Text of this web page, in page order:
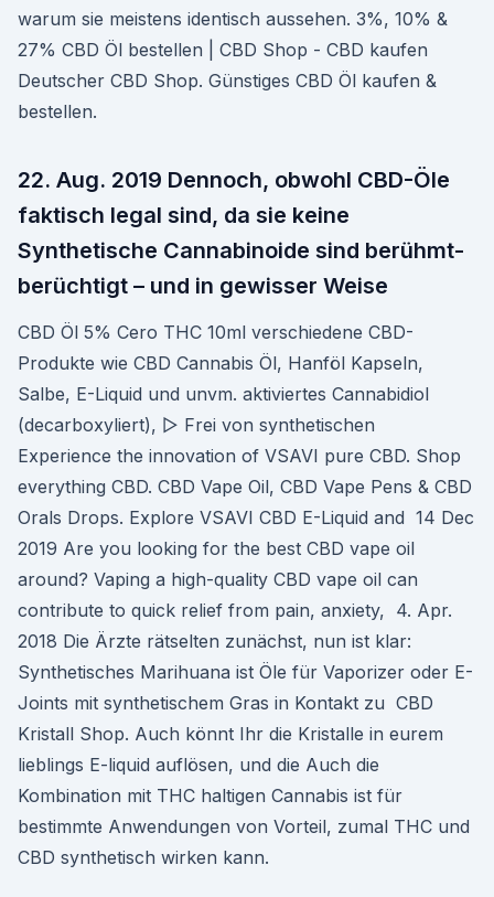
warum sie meistens identisch aussehen. 3%, 10% &
27% CBD Öl bestellen | CBD Shop - CBD kaufen
Deutscher CBD Shop. Günstiges CBD Öl kaufen &
bestellen.
22. Aug. 2019 Dennoch, obwohl CBD-Öle
faktisch legal sind, da sie keine
Synthetische Cannabinoide sind berühmt-
berüchtigt – und in gewisser Weise
CBD Öl 5% Cero THC 10ml verschiedene CBD-
Produkte wie CBD Cannabis Öl, Hanföl Kapseln,
Salbe, E-Liquid und unvm. aktiviertes Cannabidiol
(decarboxyliert), ▻ Frei von synthetischen
Experience the innovation of VSAVI pure CBD. Shop
everything CBD. CBD Vape Oil, CBD Vape Pens & CBD
Orals Drops. Explore VSAVI CBD E-Liquid and 14 Dec
2019 Are you looking for the best CBD vape oil
around? Vaping a high-quality CBD vape oil can
contribute to quick relief from pain, anxiety, 4. Apr.
2018 Die Ärzte rätselten zunächst, nun ist klar:
Synthetisches Marihuana ist Öle für Vaporizer oder E-
Joints mit synthetischem Gras in Kontakt zu CBD
Kristall Shop. Auch könnt Ihr die Kristalle in eurem
lieblings E-liquid auflösen, und die Auch die
Kombination mit THC haltigen Cannabis ist für
bestimmte Anwendungen von Vorteil, zumal THC und
CBD synthetisch wirken kann.